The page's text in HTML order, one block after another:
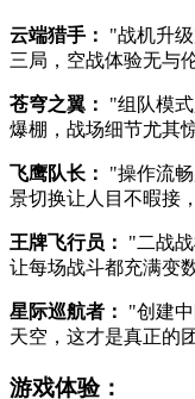
云端猎手：
"战机升
三局，空战体验无与
苍穹之翼：
"组队模
爆棚，战场细节尤其
飞鹰队长：
"操作流
景切换让人目不暇接
王牌飞行员：
"二战
让每场战斗都充满变
星际巡航者：
"创建
天空，这才是真正的
游戏体验：